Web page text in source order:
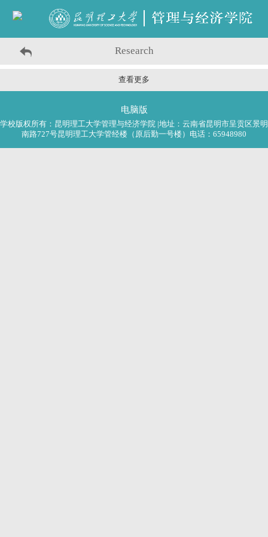
Research
查看更多
电脑版
学校版权所有：昆明理工大学管理与经济学院 |地址：云南省昆明市呈贡区景明
南路727号昆明理工大学管经楼（原后勤一号楼）电话：65948980